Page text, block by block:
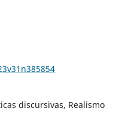
discursivas, Realismo